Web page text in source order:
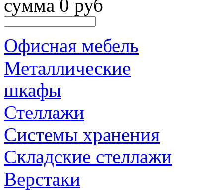
сумма 0 руб
Офисная мебель
Металлические
шкафы
Стеллажи
Системы хранения
Складские стеллажи
Верстаки